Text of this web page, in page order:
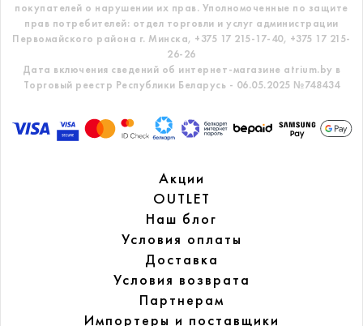
покупателей о нарушении их прав. Уполномоченные по защите
прав потребителей: отдел торговли и услуг администрации
Первомайского района г. Минска, +375 17 215-17-40, +375 17 215-
26-26
Дата включения сведений об интернет-магазине atrium.by в
Торговый реестр Республики Беларусь - 06.05.2025 №748434
Акции
OUTLET
Наш блог
Условия оплаты
Доставка
Условия возврата
Партнерам
Импортеры и поставщики